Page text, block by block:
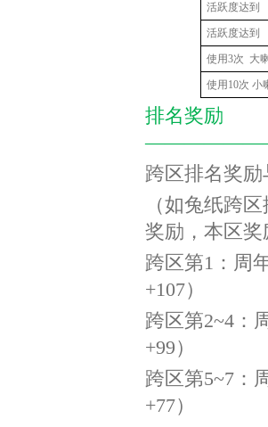
活跃度达
活跃度达
使用3次 大
使用10次
排名奖励
跨区排名奖
（如兔纸跨
奖励，本区
跨区第1 ：周
+107）
跨区第2~4 ：
+99）
跨区第5~7 ：
+77）